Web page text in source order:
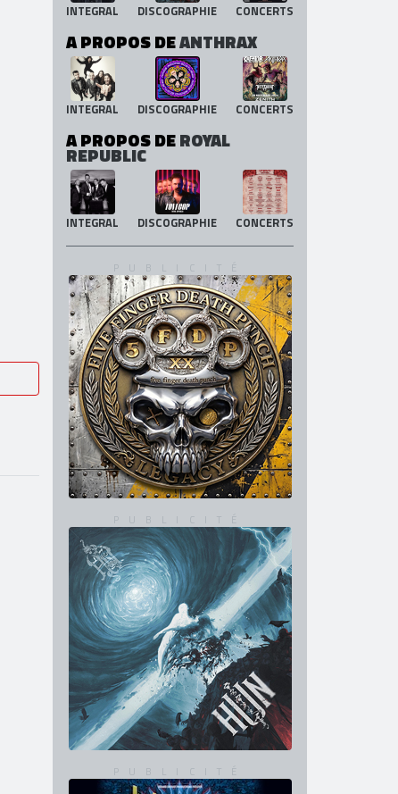
INTEGRAL DISCOGRAPHIE CONCERTS
A PROPOS DEANTHRAX
INTEGRAL DISCOGRAPHIE
A PROPOS DEROYAL
REPUBLIC
INTEGRAL DISCOGRAPHIE